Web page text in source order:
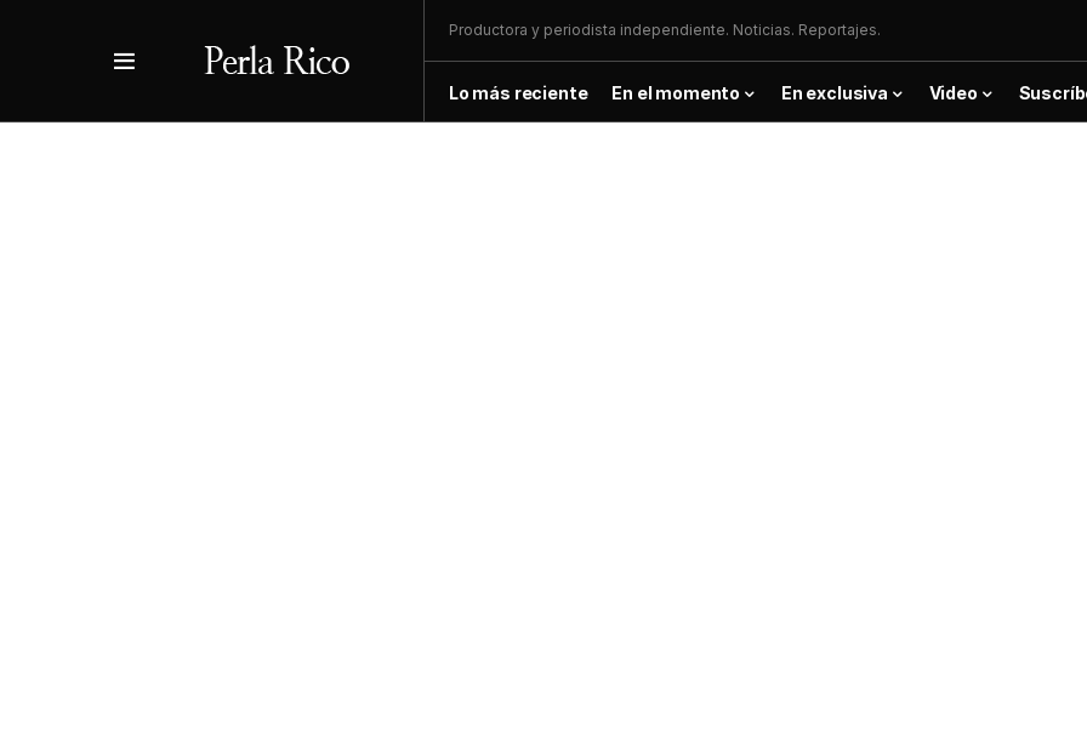
Productora y periodista independiente. Noticias. Reportajes.
Lo más reciente En el momento En exclusiva Video